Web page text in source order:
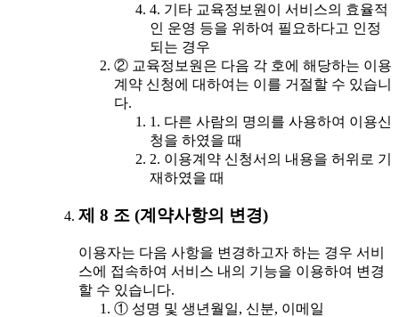
4. 기타 교육정보원이 서비스의 효율적
인 운영 등을 위하여 필요하다고 인정
되는 경우
② 교육정보원은 다음 각 호에 해당하는 이용
계약 신청에 대하여는 이를 거절할 수 있습니
다.
1. 다른 사람의 명의를 사용하여 이용신
청을 하였을 때
2. 이용계약 신청서의 내용을 허위로 기
재하였을 때
제 8 조 (계약사항의 변경)
이용자는 다음 사항을 변경하고자 하는 경우 서비
스에 접속하여 서비스 내의 기능을 이용하여 변경
할 수 있습니다.
① 성명 및 생년월일, 신분, 이메일